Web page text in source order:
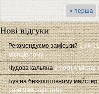
Сторінки « перша
Нові відгуки
Рекомендуємо заміський 1 рік 11
місяців тому
Чудова кальяна 2 роки 4 місяці
Був на безкоштовному майстер
роки 9 місяців тому